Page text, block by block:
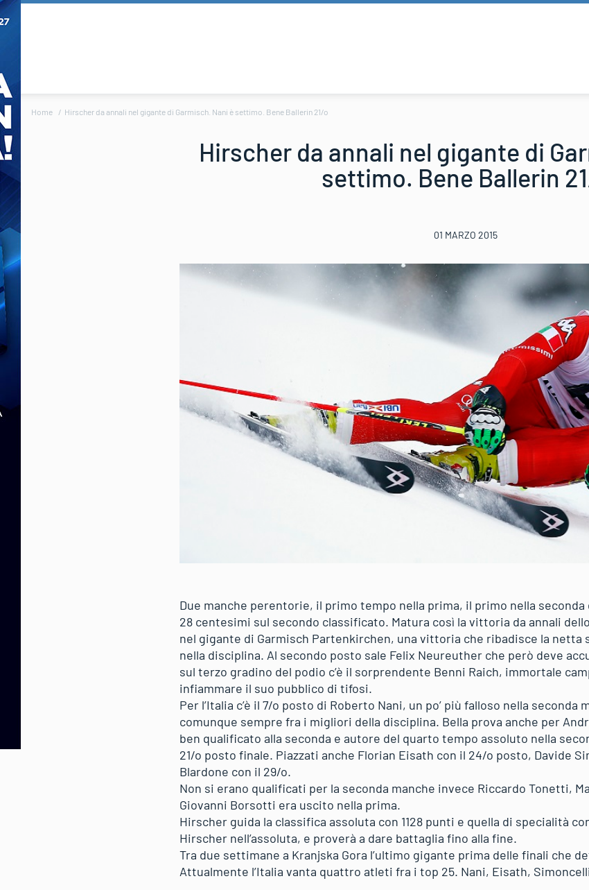
Home Hirscher da annali nel gigante di Garmisch. Nani è settimo. Bene Ballerin 21/o
Hirscher da annali nel gigante di
settimo. Bene Ballerin
01 MARZO 2015
Due manche perentorie, il primo tempo nella prima, il primo nella
28 centesimi sul secondo classificato. Matura così la vittoria da annali
nel gigante di Garmisch Partenkirchen, una vittoria che ribadisce la netta
nella disciplina. Al secondo posto sale Felix Neureuther che però deve
sul terzo gradino del podio c’è il sorprendente Benni Raich, immortale
infiammare il suo pubblico di tifosi.
Per l’Italia c’è il 7/o posto di Roberto Nani, un po’ più falloso nella
comunque sempre fra i migliori della disciplina. Bella prova anche per
ben qualificato alla seconda e autore del quarto tempo assoluto nella
21/o posto finale. Piazzati anche Florian Eisath con il 24/o posto, Davide
Blardone con il 29/o.
Non si erano qualificati per la seconda manche invece Riccardo Tonetti,
Giovanni Borsotti era uscito nella prima.
Hirscher guida la classifica assoluta con 1128 punti e quella di specialità
Hirscher nell’assoluta, e proverà a dare battaglia fino alla fine.
Tra due settimane a Kranjska Gora l’ultimo gigante prima delle finali che
Attualmente l’Italia vanta quattro atleti fra i top 25. Nani, Eisath,